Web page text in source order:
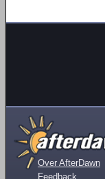
Over AfterDawn
Feedback